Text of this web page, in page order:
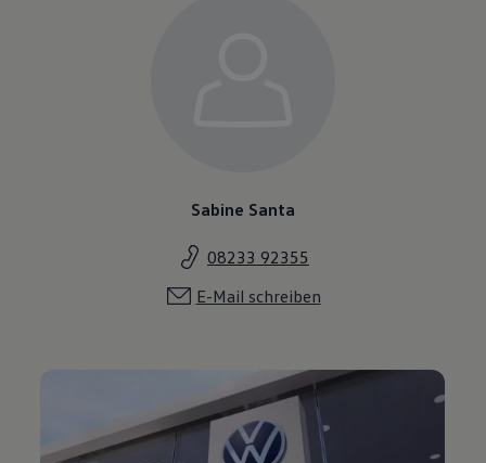
Sabine Santa
08233 92355
E-Mail schreiben